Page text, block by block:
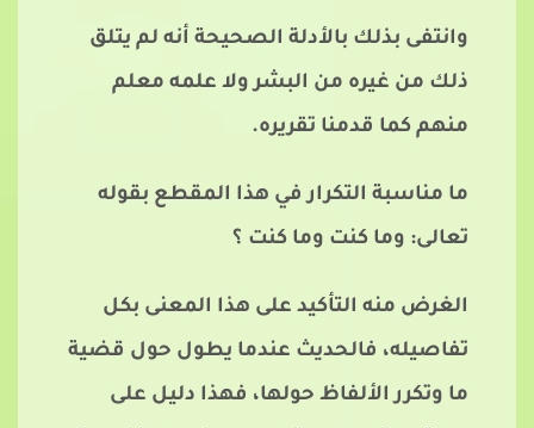
وانتفى بذلك بالأدلة الصحيحة أنه لم يتلق
ذلك من غيره من البشر ولا علمه معلم
منهم كما قدمنا تقريره.
ما مناسبة التكرار في هذا المقطع بقوله
تعالى: وما كنت وما كنت ؟
الغرض منه التأكيد على هذا المعنى بكل
تفاصيله، فالحديث عندما يطول حول قضية
ما وتكرر الألفاظ حولها، فهذا دليل على